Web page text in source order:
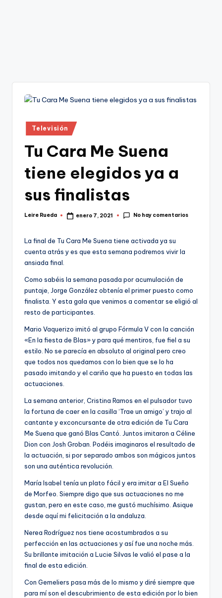
Publicado
en
Televisión
Tu Cara Me Suena
tiene elegidos ya a
sus finalistas
Publicado
Leire Rueda enero 7, 2021 No hay comentarios
La final de Tu Cara Me Suena tiene activada ya su
cuenta atrás y es que esta semana podremos vivir la
ansiada final.
Como sabéis la semana pasada por acumulación de
puntaje, Jorge González obtenía el primer puesto como
finalista. Y esta gala que venimos a comentar se eligió al
resto de participantes.
Mario Vaquerizo imitó al grupo Fórmula V con la canción
«En la fiesta de Blas» y para qué mentiros, fue fiel a su
estilo. No se parecía en absoluto al original pero creo
que todos nos quedamos con lo bien que se lo ha
pasado imitando y el cariño que ha puesto en todas las
actuaciones.
La semana anterior, Cristina Ramos en el pulsador tuvo
la fortuna de caer en la casilla ‘Trae un amigo’ y trajo al
cantante y exconcursante de otra edición de Tu Cara
Me Suena que ganó Blas Cantó. Juntos imitaron a Céline
Dion con Josh Groban. Podéis imaginaros el resultado de
la actuación, si por separado ambos son mágicos juntos
son una auténtica revolución.
María Isabel tenía un plato fácil y era imitar a El Sueño
de Morfeo. Siempre digo que sus actuaciones no me
gustan, pero en este caso, me gustó muchísimo. Asique
desde aquí mi felicitación a la andaluza.
Nerea Rodríguez nos tiene acostumbrados a su
perfección en las actuaciones y así fue una noche más.
Su brillante imitación a Lucie Silvas le valió el pase a la
final de esta edición.
Con Gemeliers pasa más de lo mismo y diré siempre que
para mí son el descubrimiento de esta edición por lo bien